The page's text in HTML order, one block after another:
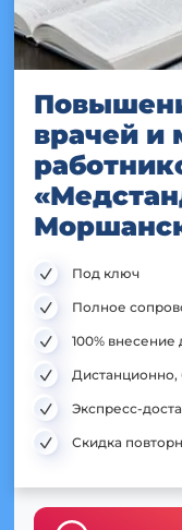
врачей и
Под ключ
Полное
100%
Дистанционно,
Экспресс-
Скидка